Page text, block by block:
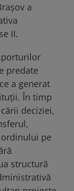
a
II.
predate
a generat
În timp
deciziei,
pe
structură